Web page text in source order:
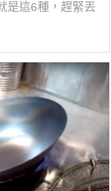
是這6種，趕緊丟